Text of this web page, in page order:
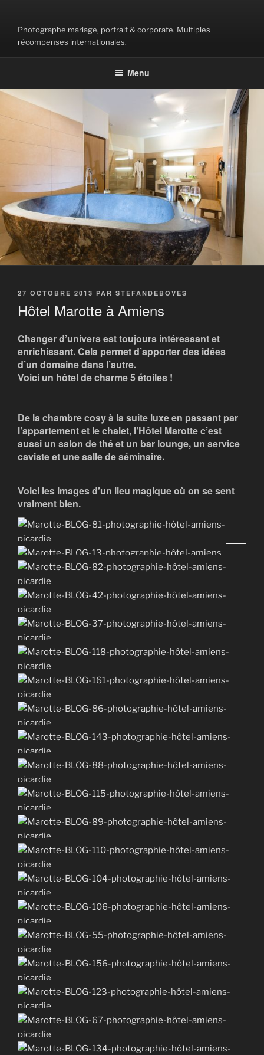
contenuPhotographe mariage, portrait & corporate. Multiples
récompenses internationales.
Menu
PUBLIÉ
27 OCTOBRE 2013 PAR STEFANDEBOVES
Hôtel Marotte à Amiens
Changer d’univers est toujours intéressant et
enrichissant. Cela permet d’apporter des idées
d’un domaine dans l’autre.
Voici un hôtel de charme 5 étoiles !
De la chambre cosy à la suite luxe en passant par
l’appartement et le chalet, l’Hôtel Marottec’est
aussi un salon de thé et un bar lounge, un service
caviste et une salle de séminaire.
Voici les images d’un lieu magique où on se sent
vraiment bien.